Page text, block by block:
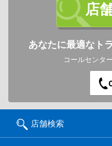
店
あなたに最適なト
コールセンタ
店舗検索